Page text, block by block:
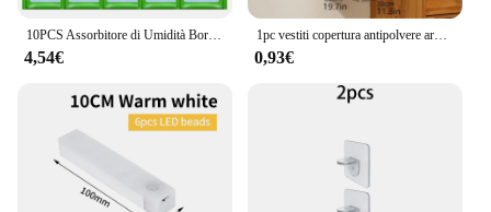
10PCS Assorbitore di Umidità Borsa Appesa Antimuffa Guardaroba Borse Antiumidità Sacchetto Asciutto Deumidificazione per Armadio Essiccante Interno
4,54€
1pc vestiti copertura antipolvere armadio finestra appesa copertura antipolvere copertura per abbigliamento panno copertura per abbigliamento per la casa borsa per vestiti appesa
0,93€